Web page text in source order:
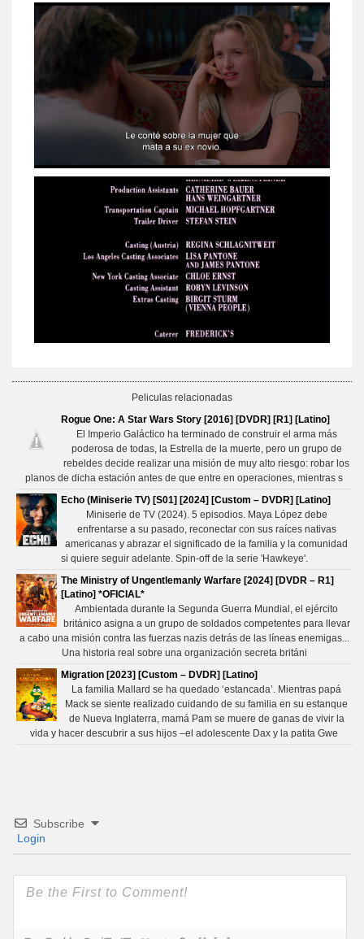
Peliculas relacionadas
Rogue One: A Star Wars Story [2016] [DVDR] [R1] [Latino]
El Imperio Galáctico ha terminado de construir el arma más
poderosa de todas, la Estrella de la muerte, pero un grupo de
rebeldes decide realizar una misión de muy alto riesgo: robar los
planos de dicha estación antes de que entre en operaciones, mientras s
Echo (Miniserie TV) [S01] [2024] [Custom – DVDR] [Latino]
Miniserie de TV (2024). 5 episodios. Maya López debe
enfrentarse a su pasado, reconectar con sus raíces nativas
americanas y abrazar el significado de la familia y la comunidad
si quiere seguir adelante. Spin-off de la serie 'Hawkeye'.
The Ministry of Ungentlemanly Warfare [2024] [DVDR – R1]
[Latino] *OFICIAL*
Ambientada durante la Segunda Guerra Mundial, el ejército
británico asigna a un grupo de soldados competentes para llevar
a cabo una misión contra las fuerzas nazis detrás de las líneas enemigas...
Una historia real sobre una organización secreta británi
Migration [2023] [Custom – DVDR] [Latino]
La familia Mallard se ha quedado ‘estancada’. Mientras papá
Mack se siente realizado cuidando de su familia en su estanque
de Nueva Inglaterra, mamá Pam se muere de ganas de vivir la
vida y hacer descubrir a sus hijos –el adolescente Dax y la patita Gwe
Subscribe
Login